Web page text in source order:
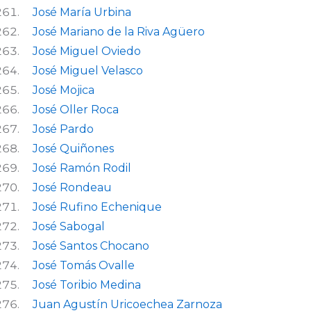
José María Urbina
José Mariano de la Riva Agüero
José Miguel Oviedo
José Miguel Velasco
José Mojica
José Oller Roca
José Pardo
José Quiñones
José Ramón Rodil
José Rondeau
José Rufino Echenique
José Sabogal
José Santos Chocano
José Tomás Ovalle
José Toribio Medina
Juan Agustín Uricoechea Zarnoza